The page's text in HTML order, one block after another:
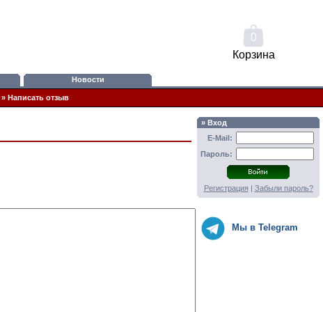
0
Корзина
Новости
» Написать отзыв
» Вход
E-Mail:
Пароль:
Регистрация | Забыли пароль?
Мы в Telegram